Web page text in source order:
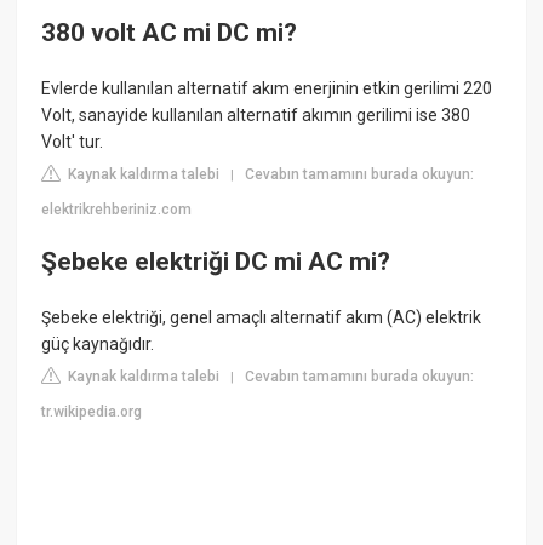
380 volt AC mi DC mi?
Evlerde kullanılan alternatif akım enerjinin etkin gerilimi 220
Volt, sanayide kullanılan alternatif akımın gerilimi ise 380
Volt' tur.
Kaynak kaldırma talebi |Cevabın tamamını burada okuyun:
elektrikrehberiniz.com
Şebeke elektriği DC mi AC mi?
Şebeke elektriği, genel amaçlı alternatif akım (AC) elektrik
güç kaynağıdır.
Kaynak kaldırma talebi |Cevabın tamamını burada okuyun:
tr.wikipedia.org